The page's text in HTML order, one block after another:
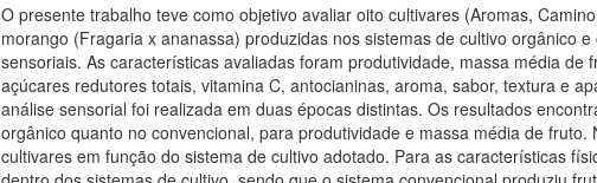
O presente trabalho teve como objetivo avaliar oito cultivares (Aromas,
morango (Fragaria x ananassa) produzidas nos sistemas de cultivo orgânico
sensoriais. As características avaliadas foram produtividade, massa média
açúcares redutores totais, vitamina C, antocianinas, aroma, sabor, textura e
análise sensorial foi realizada em duas épocas distintas. Os resultados
orgânico quanto no convencional, para produtividade e massa média de
cultivares em função do sistema de cultivo adotado. Para as características